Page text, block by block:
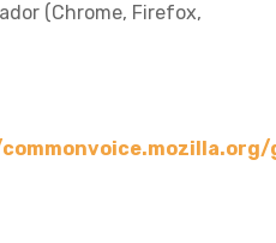
(Chrome, Firefox,